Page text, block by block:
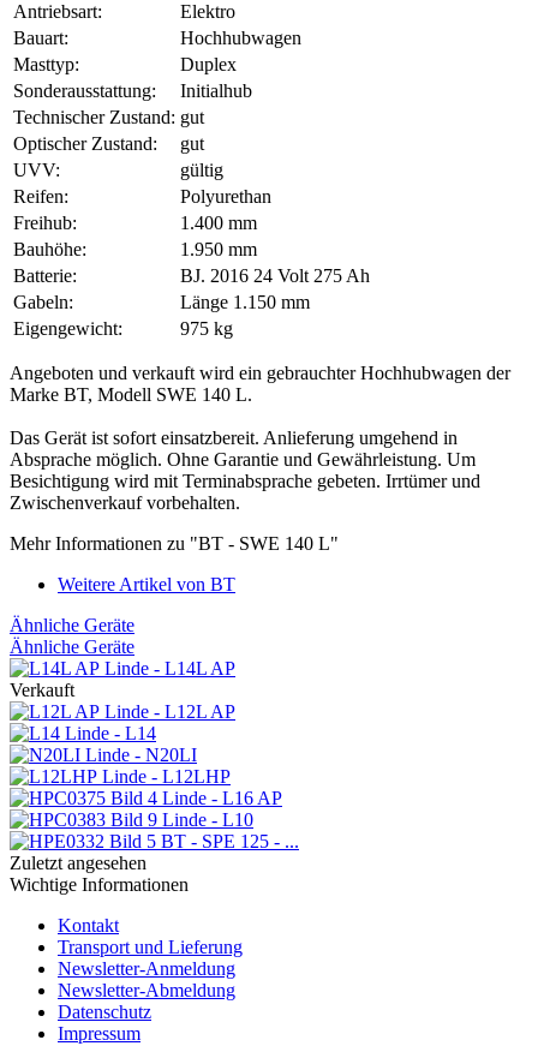
Antriebsart:
Elektro
Bauart:
Hochhubwagen
Masttyp:
Duplex
Sonderausstattung:
Initialhub
Technischer Zustand: gut
Optischer Zustand:
gut
UVV:
gültig
Reifen:
Polyurethan
Freihub:
1.400 mm
Bauhöhe:
1.950 mm
Batterie:
BJ. 2016 24 Volt 275 Ah
Gabeln:
Länge 1.150 mm
Eigengewicht:
975 kg
Angeboten und verkauft wird ein gebrauchter Hochhubwagen der
Marke BT, Modell SWE 140 L.
Das Gerät ist sofort einsatzbereit. Anlieferung umgehend in
Absprache möglich. Ohne Garantie und Gewährleistung. Um
Besichtigung wird mit Terminabsprache gebeten. Irrtümer und
Zwischenverkauf vorbehalten.
Mehr Informationen zu "BT - SWE 140 L"
Weitere Artikel von BT
Ähnliche Geräte
Ähnliche Geräte
Linde - L14L AP
Verkauft
Linde - L12L AP
Linde - L14
Linde - N20LI
Linde - L12LHP
Linde - L16 AP
Linde - L10
BT - SPE 125 - ...
Zuletzt angesehen
Wichtige Informationen
Kontakt
Transport und Lieferung
Newsletter-Anmeldung
Newsletter-Abmeldung
Datenschutz
Impressum